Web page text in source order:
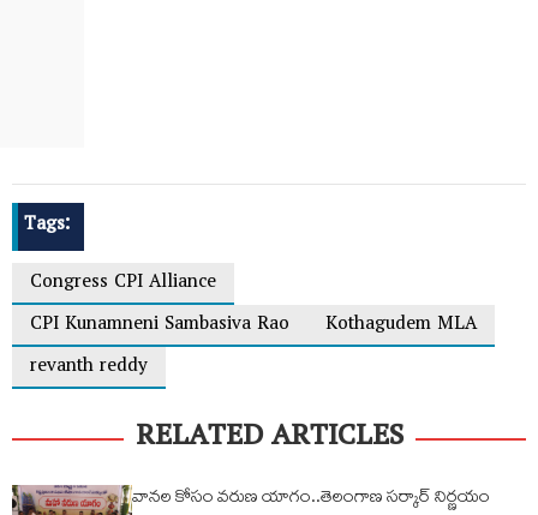
Tags:
Congress CPI Alliance
CPI Kunamneni Sambasiva Rao
Kothagudem MLA
revanth reddy
RELATED ARTICLES
వానల కోసం వరుణ యాగం..తెలంగాణ సర్కార్ నిర్ణయం